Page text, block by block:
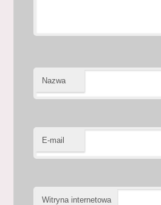
Nazwa
E-mail
Witryna internetowa